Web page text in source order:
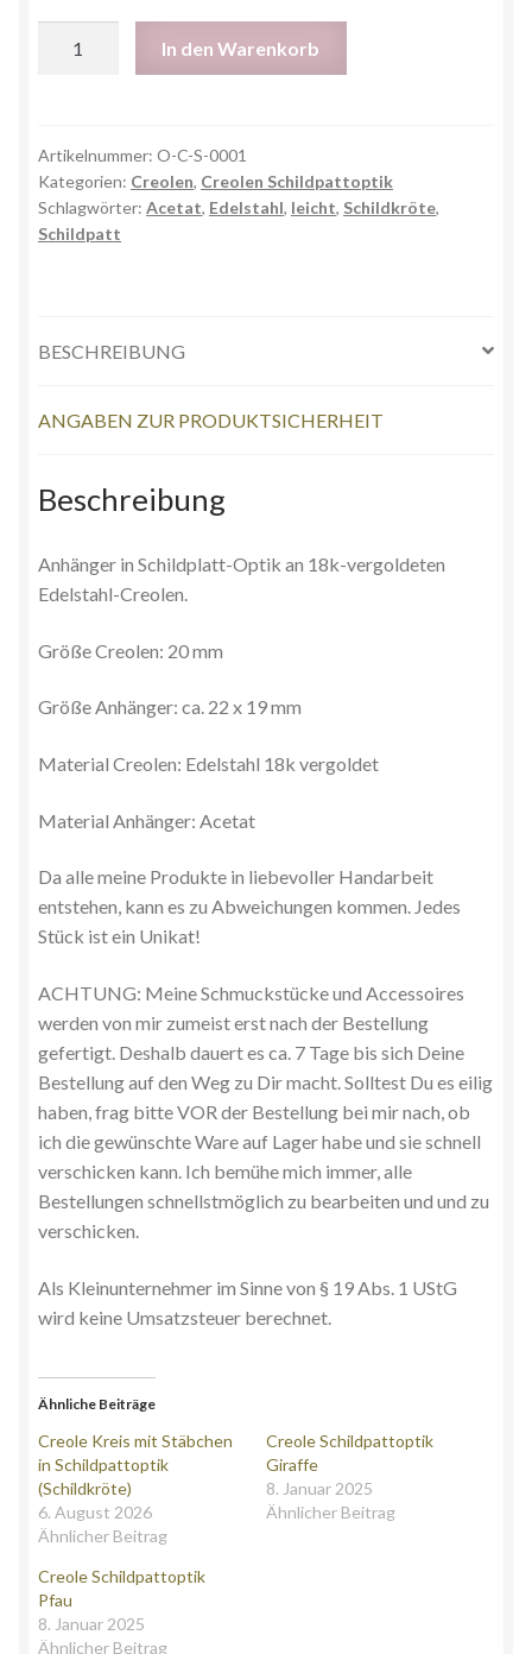
In den Warenkorb
Artikelnummer: O-C-S-0001
Kategorien: Creolen, Creolen Schildpattoptik
Schlagwörter: Acetat, Edelstahl, leicht, Schildkröte,
Schildpatt
BESCHREIBUNG
ANGABEN ZUR PRODUKTSICHERHEIT
Beschreibung
Anhänger in Schildplatt-Optik an 18k-vergoldeten
Edelstahl-Creolen.
Größe Creolen: 20 mm
Größe Anhänger: ca. 22 x 19 mm
Material Creolen: Edelstahl 18k vergoldet
Material Anhänger: Acetat
Da alle meine Produkte in liebevoller Handarbeit
entstehen, kann es zu Abweichungen kommen. Jedes
Stück ist ein Unikat!
ACHTUNG: Meine Schmuckstücke und Accessoires
werden von mir zumeist erst nach der Bestellung
gefertigt. Deshalb dauert es ca. 7 Tage bis sich Deine
Bestellung auf den Weg zu Dir macht. Solltest Du es eilig
haben, frag bitte VOR der Bestellung bei mir nach, ob
ich die gewünschte Ware auf Lager habe und sie schnell
verschicken kann. Ich bemühe mich immer, alle
Bestellungen schnellstmöglich zu bearbeiten und und zu
verschicken.
Als Kleinunternehmer im Sinne von § 19 Abs. 1 UStG
wird keine Umsatzsteuer berechnet.
Ähnliche Beiträge
Creole Kreis mit Stäbchen
in Schildpattoptik
(Schildkröte)
6. August 2026
Ähnlicher Beitrag
Creole Schildpattoptik
Giraffe
8. Januar 2025
Ähnlicher Beitrag
Creole Schildpattoptik
Pfau
8. Januar 2025
Ähnlicher Beitrag